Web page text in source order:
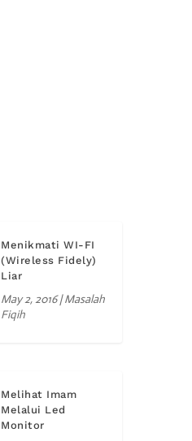
Menikmati WI-FI
(Wireless Fidely)
Liar
May 2, 2016|Masalah
Fiqih
Melihat Imam
Melalui Led
Monitor